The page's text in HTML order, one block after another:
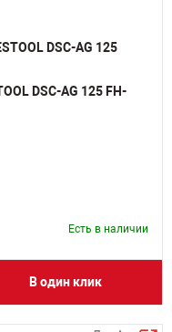
DSC-AG 125 FH-
Есть в наличии
В один клик